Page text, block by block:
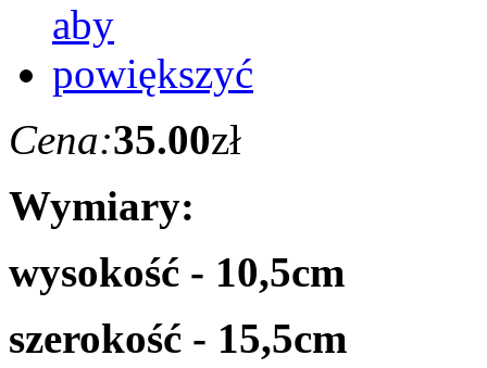
Cena:35.00zł
Wymiary:
wysokość - 10,5cm
szerokość - 15,5cm